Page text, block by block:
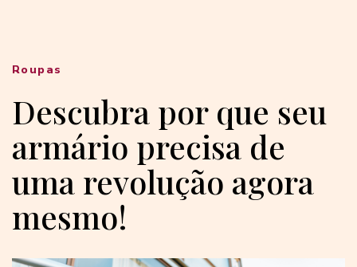
Descubra por que seu
armário precisa de
uma revolução agora
mesmo!
Roupas